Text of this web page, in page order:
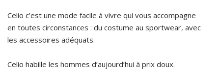
Celio c’est une mode facile à vivre qui vous accompagne
en toutes circonstances : du costume au sportwear, avec
les accessoires adéquats.
Celio habille les hommes d’aujourd’hui à prix doux.